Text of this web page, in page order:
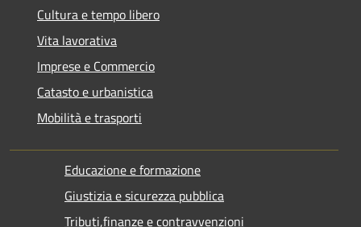
Cultura e tempo libero
Vita lavorativa
Imprese e Commercio
Catasto e urbanistica
Mobilità e trasporti
Educazione e formazione
Giustizia e sicurezza pubblica
Tributi,finanze e contravvenzioni